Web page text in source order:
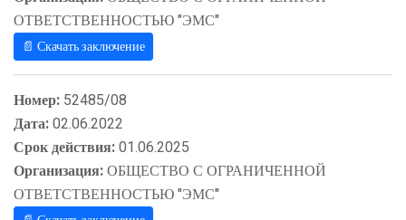
ОТВЕТСТВЕННОСТЬЮ "ЭМС"
📄 Скачать заключение
Номер: 52485/08
Дата:02.06.2022
Срок действия:01.06.2025
Организация:ОБЩЕСТВО С ОГРАНИЧЕННОЙ
ОТВЕТСТВЕННОСТЬЮ "ЭМС"